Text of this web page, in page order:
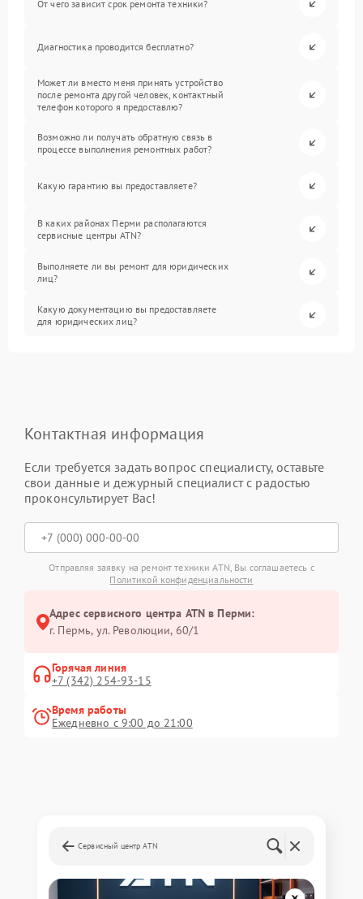
От чего зависит срок ремонта техники?
Диагностика проводится бесплатно?
Может ли вместо меня принять устройство
после ремонта другой человек, контактный
телефон которого я предоставлю?
Возможно ли получать обратную связь в
процессе выполнения ремонтных работ?
Какую гарантию вы предоставляете?
В каких районах Перми располагаются
сервисные центры ATN?
Выполняете ли вы ремонт для юридических
лиц?
Какую документацию вы предоставляете
для юридических лиц?
Контактная информация
Если требуется задать вопрос специалисту, оставьте
свои данные и дежурный специалист с радостью
проконсультирует Вас!
Отправляя заявку на ремонт техники ATN, Вы соглашаетесь с
Политикой конфиденциальности
Адрес сервисного центра ATN в Перми:
г. Пермь, ул. ​Революции, 60/1
Горячая линия
+7 (342) 254-93-15
Время работы
Ежедневно с 9:00 до 21:00
Сервисный центр ATN